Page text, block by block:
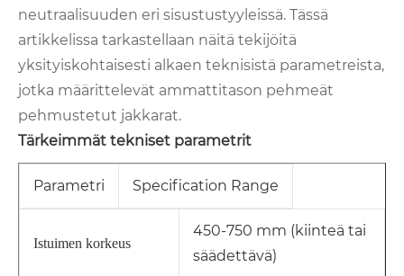
neutraalisuuden eri sisustustyyleissä. Tässä
artikkelissa tarkastellaan näitä tekijöitä
yksityiskohtaisesti alkaen teknisistä parametreista,
jotka määrittelevät ammattitason pehmeät
pehmustetut jakkarat.
Tärkeimmät tekniset parametrit
Parametri Specification Range
Istuimen korkeus
450-750 mm (kiinteä tai
säädettävä)